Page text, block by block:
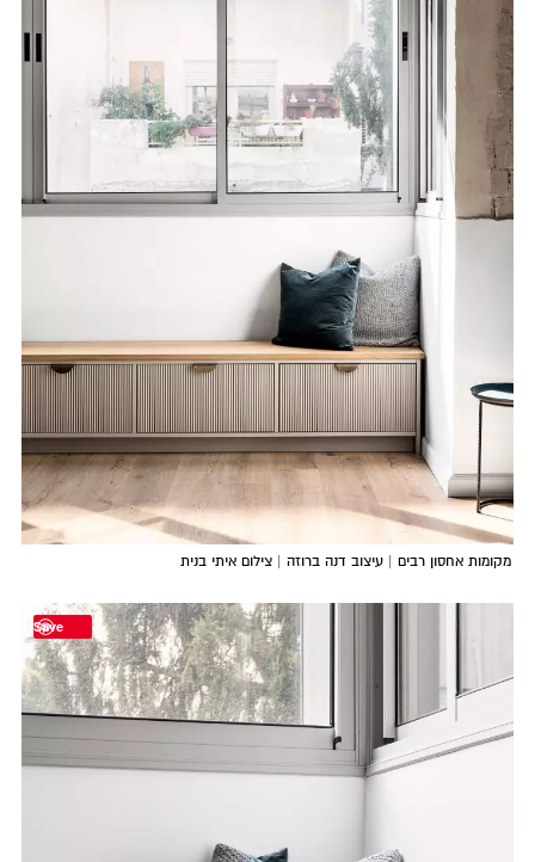
מקומות אחסון רבים | עיצוב דנה ברוזה | צילום איתי בנית
Save